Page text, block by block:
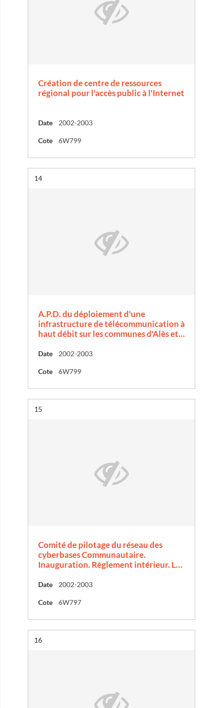
Création de centre de ressources
régional pour l'accès public à l'Internet
Date 2002-2003
Cote 6W799
Résultat n°
14
A.P.D. du déploiement d'une
infrastructure de télécommunication à
haut débit sur les communes d'Alès et…
Date 2002-2003
Cote 6W799
Résultat n°
15
Comité de pilotage du réseau des
cyberbases Communautaire.
Inauguration. Règlement intérieur. L…
Date 2002-2003
Cote 6W797
Résultat n°
16